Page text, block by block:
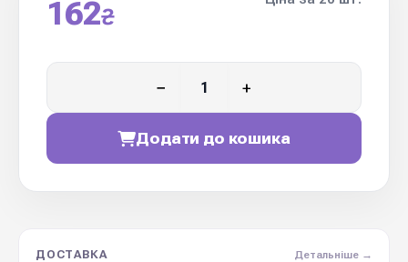
162₴
− +
Додати до кошика
ДОСТАВКА Детальніше →